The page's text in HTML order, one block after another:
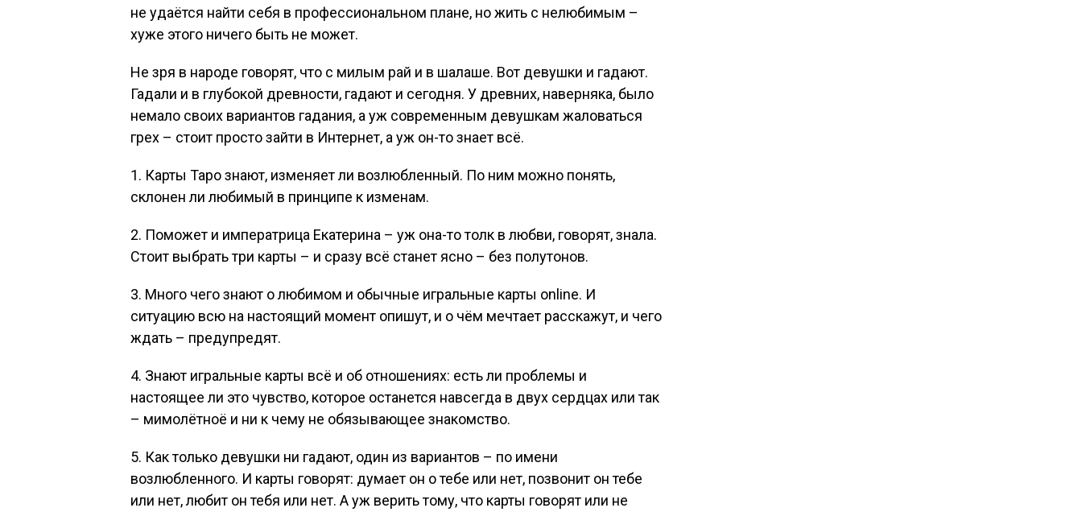
не удаётся найти себя в профессиональном плане, но жить с нелюбимым –
хуже этого ничего быть не может.
Не зря в народе говорят, что с милым рай и в шалаше. Вот девушки и гадают.
Гадали и в глубокой древности, гадают и сегодня. У древних, наверняка, было
немало своих вариантов гадания, а уж современным девушкам жаловаться
грех – стоит просто зайти в Интернет, а уж он-то знает всё.
1. Карты Таро знают, изменяет ли возлюбленный. По ним можно понять,
склонен ли любимый в принципе к изменам.
2. Поможет и императрица Екатерина – уж она-то толк в любви, говорят, знала.
Стоит выбрать три карты – и сразу всё станет ясно – без полутонов.
3. Много чего знают о любимом и обычные игральные карты online. И
ситуацию всю на настоящий момент опишут, и о чём мечтает расскажут, и чего
ждать – предупредят.
4. Знают игральные карты всё и об отношениях: есть ли проблемы и
настоящее ли это чувство, которое останется навсегда в двух сердцах или так
– мимолётноё и ни к чему не обязывающее знакомство.
5. Как только девушки ни гадают, один из вариантов – по имени
возлюбленного. И карты говорят: думает он о тебе или нет, позвонит он тебе
или нет, любит он тебя или нет. А уж верить тому, что карты говорят или не